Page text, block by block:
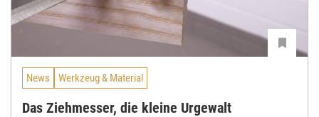
News Werkzeug & Material
Das Ziehmesser, die kleine Urgewalt